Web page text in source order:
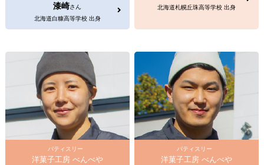
漆崎さん
北海道白糠高等学校 出身
北海道札幌丘珠高等学校 出身
パティスリー
洋菓子工房 べんべや
パティスリー
洋菓子工房 べんべや